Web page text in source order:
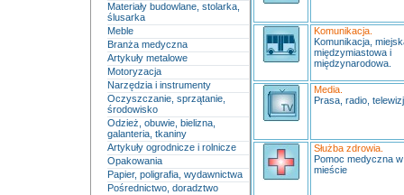
Materiały budowlane, stolarka,
ślusarka
Meble
Branża medyczna
Artykuły metalowe
Motoryzacja
Narzędzia i instrumenty
Oczyszczanie, sprzątanie,
środowisko
Odzież, obuwie, bielizna,
galanteria, tkaniny
Artykuły ogrodnicze i rolnicze
Opakowania
Papier, poligrafia, wydawnictwa
Pośrednictwo, doradztwo
Komunikacja.
Komunikacja,
międzymiastowa i
międzynarodowa.
Media.
Prasa, radio,
Służba zdrowia.
Pomoc medyczna
mieście